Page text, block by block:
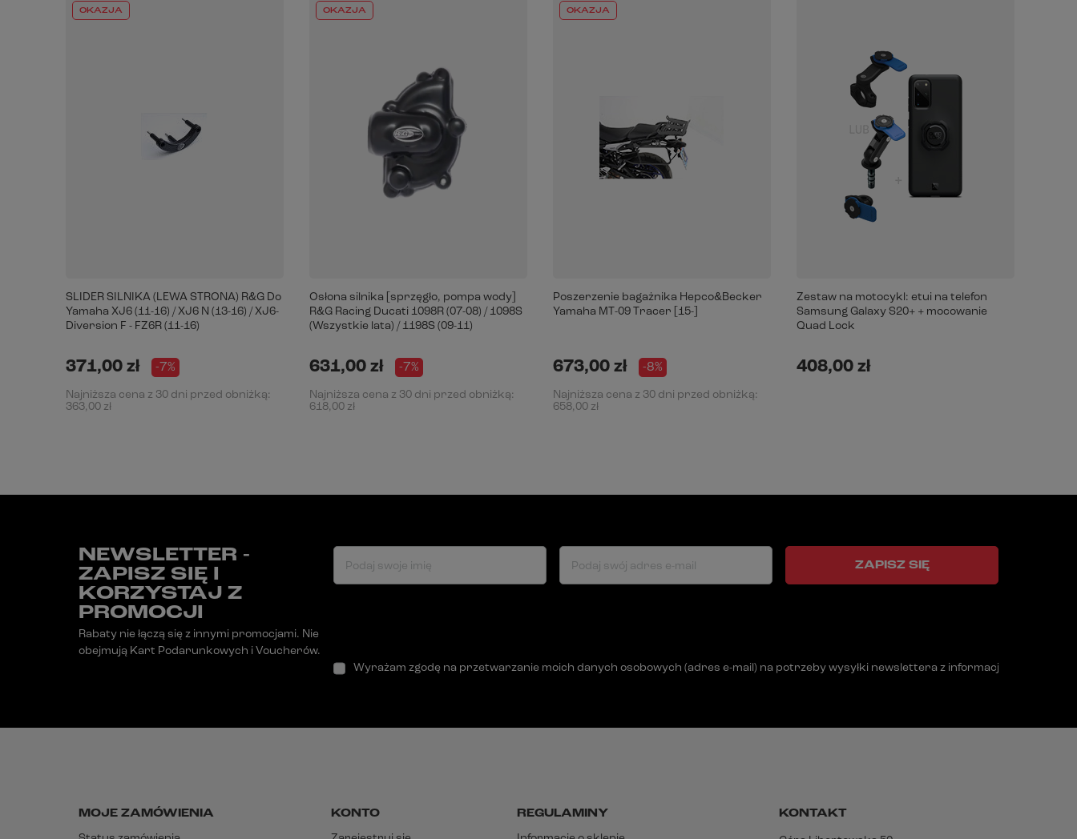
OKAZJA
SLIDER SILNIKA (LEWA STRONA) R&G Do
Yamaha XJ6 (11-16) / XJ6 N (13-16) / XJ6-
Diversion F - FZ6R (11-16)
371,00 zł -7%
Najniższa cena z 30 dni przed obniżką:
363,00 zł
OKAZJA
Osłona silnika [sprzęgło, pompa wody]
R&G Racing Ducati 1098R (07-08) / 1098S
(Wszystkie lata) / 1198S (09-11)
631,00 zł -7%
Najniższa cena z 30 dni przed obniżką:
618,00 zł
OKAZJA
Poszerzenie bagażnika Hepco&Becker
Yamaha MT-09 Tracer [15-]
673,00 zł -8%
Najniższa cena z 30 dni przed obniżką:
658,00 zł
Zestaw na motocykl: etui na telefon
Samsung Galaxy S20+ + mocowanie
Quad Lock
408,00 zł
NEWSLETTER -
ZAPISZ SIĘ I
KORZYSTAJ Z
PROMOCJI
Rabaty nie łączą się z innymi promocjami. Nie
obejmują Kart Podarunkowych i Voucherów.
Podaj swoje imię Podaj swój adres e-mail
Wyrażam zgodę na przetwarzanie moich danych osobowych (adres e-mail) na potrzeby wysyłki newslettera z informacją handlową
ZAPISZ SIĘ
MOJE ZAMÓWIENIA KONTO REGULAMINY KONTAKT